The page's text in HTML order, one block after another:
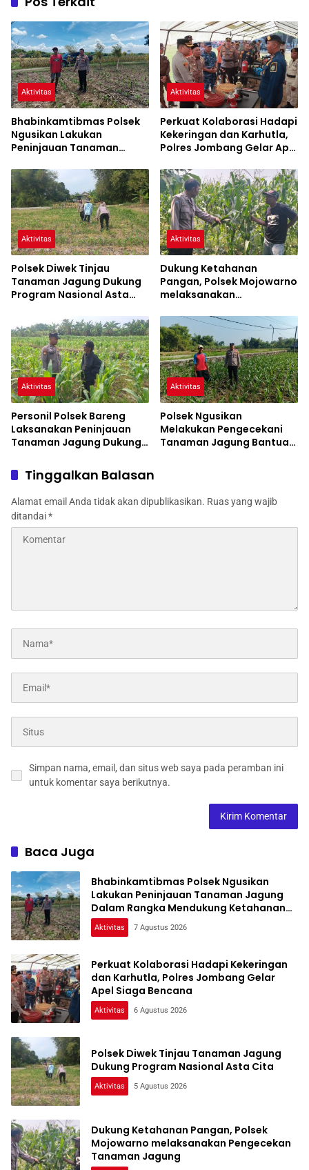
Aktivitas
Bhabinkamtibmas Polsek
Ngusikan Lakukan
Peninjauan Tanaman
Mendukung Ketahanan
Pangan
Aktivitas
Perkuat Kolaborasi Hadapi
Kekeringan dan Karhutla,
Polres Jombang Gelar Apel
Aktivitas
Polsek Diwek Tinjau
Tanaman Jagung Dukung
Program Nasional Asta
Aktivitas
Dukung Ketahanan
Pangan, Polsek Mojowarno
melaksanakan
Jagung
Aktivitas
Personil Polsek Bareng
Laksanakan Peninjauan
Tanaman Jagung Dukung
Pangan
Aktivitas
Polsek Ngusikan
Melakukan Pengecekani
Tanaman Jagung Bantuan
Tinggalkan Balasan
Alamat email Anda tidak akan dipublikasikan. Ruas yang wajib
ditandai*
Simpan nama, email, dan situs web saya pada peramban ini
untuk komentar saya berikutnya.
Baca Juga
Bhabinkamtibmas Polsek Ngusikan
Lakukan Peninjauan Tanaman Jagung
Dalam Rangka Mendukung Ketahanan
Pangan
Aktivitas 7 Agustus 2026
Perkuat Kolaborasi Hadapi Kekeringan
dan Karhutla, Polres Jombang Gelar
Apel Siaga Bencana
Aktivitas 6 Agustus 2026
Polsek Diwek Tinjau Tanaman Jagung
Dukung Program Nasional Asta Cita
Aktivitas 5 Agustus 2026
Dukung Ketahanan Pangan, Polsek
Mojowarno melaksanakan Pengecekan
Tanaman Jagung